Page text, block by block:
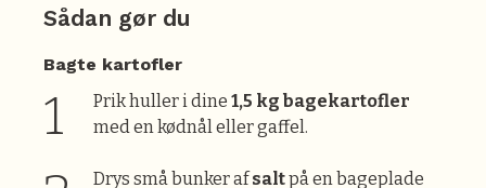
Sådan gør du
Bagte kartofler
Prik huller i dine 1,5 kg bagekartofler
med en kødnål eller gaffel.
Drys små bunker afsaltpå en bageplade